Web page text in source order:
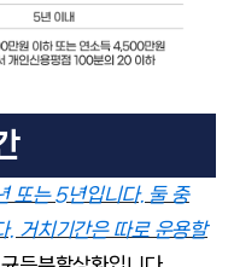
또는 5년입니다. 둘 중
. 거치기간은 따로 운용할